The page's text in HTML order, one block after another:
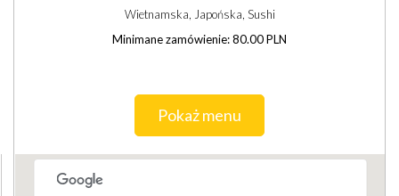
Wietnamska, Japońska, Sushi
Minimane zamówienie: 80.00 PLN
Pokaż menu